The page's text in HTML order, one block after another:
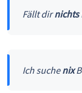
Fällt dirnichts
Ich suchenix